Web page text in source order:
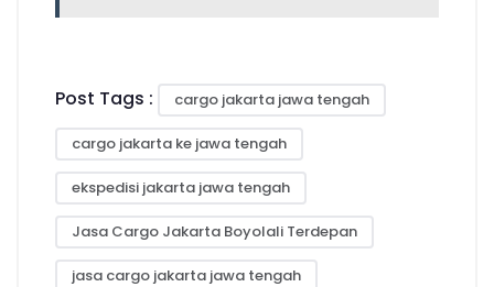
Post Tags : cargo jakarta jawa tengah
cargo jakarta ke jawa tengah
ekspedisi jakarta jawa tengah
Jasa Cargo Jakarta Boyolali Terdepan
jasa cargo jakarta jawa tengah